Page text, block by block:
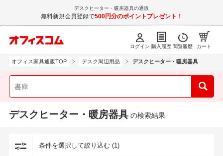
デスクヒーター・暖房器具の通販
無料新規会員登録で500円分のポイントプレゼント！
ログイン 購入履歴 閲覧履歴 カート
オフィス家具通販TOP デスク周辺用品 デスクヒーター・暖房器具
デスクヒーター・暖房器具 の検索結果
条件を選択して絞り込む (1)